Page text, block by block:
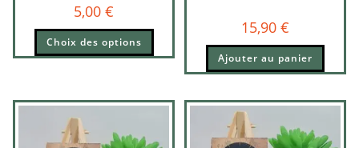
5,00 €
Choix des options
15,90 €
Ajouter au panier